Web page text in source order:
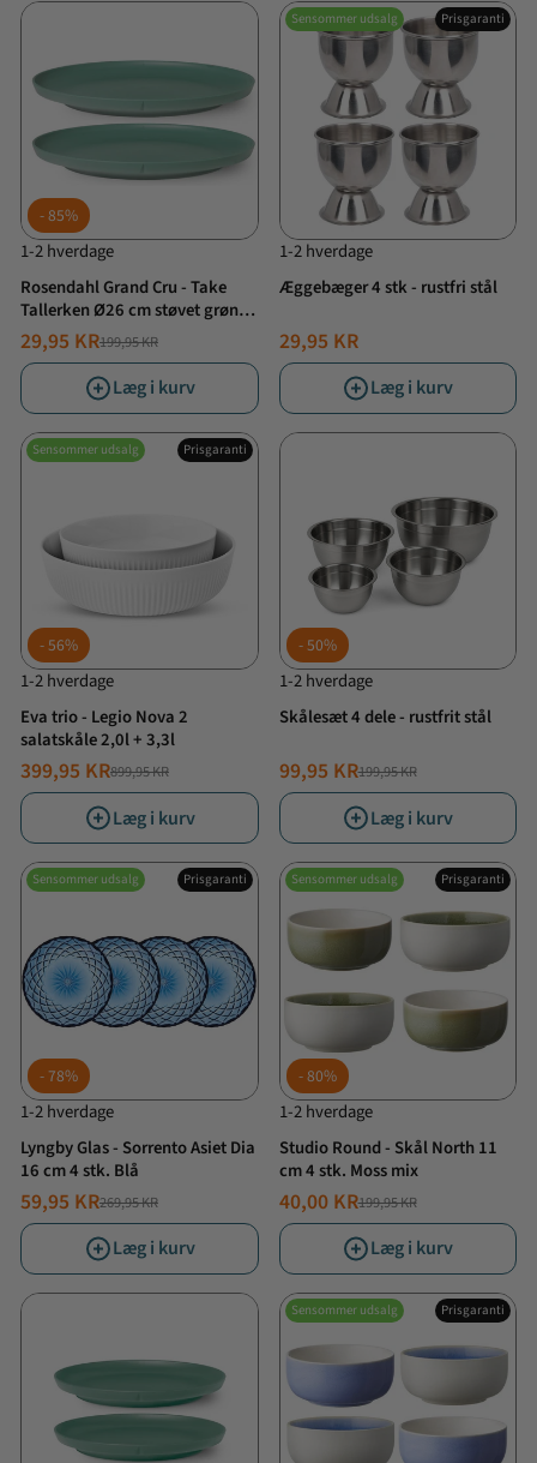
85%
1-2 hverdage
Rosendahl Grand Cru - Take
Tallerken Ø26 cm støvet grøn 2
stk.
NORMALPRIS
199,95 KR
TILBUDSPRIS
29,95 KR
Læg i kurv
Sensommer udsalg Prisgaranti
1-2 hverdage
Æggebæger 4 stk - rustfri stål
29,95 KR
Læg i kurv
Sensommer udsalg Prisgaranti
56%
1-2 hverdage
Eva trio - Legio Nova 2
salatskåle 2,0l + 3,3l
NORMALPRIS899,95 KR
TILBUDSPRIS
399,95 KR
Læg i kurv
50%
1-2 hverdage
Skålesæt 4 dele - rustfrit stål
NORMALPRIS
199,95 KR
TILBUDSPRIS
99,95 KR
Læg i kurv
Sensommer udsalg Prisgaranti
78%
1-2 hverdage
Lyngby Glas - Sorrento Asiet Dia
16 cm 4 stk. Blå
NORMALPRIS
269,95 KR
TILBUDSPRIS
59,95 KR
Læg i kurv
Sensommer udsalg Prisgaranti
80%
1-2 hverdage
Studio Round - Skål North 11
cm 4 stk. Moss mix
NORMALPRIS
199,95 KR
TILBUDSPRIS
40,00 KR
Læg i kurv
Sensommer udsalg Prisgaranti